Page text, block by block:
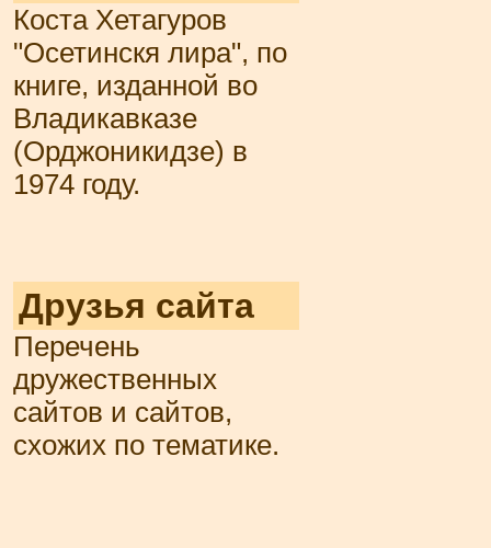
Коста Хетагуров
"Осетинскя лира", по
книге, изданной во
Владикавказе
(Орджоникидзе) в
1974 году.
Друзья сайта
Перечень
дружественных
сайтов и сайтов,
схожих по тематике.